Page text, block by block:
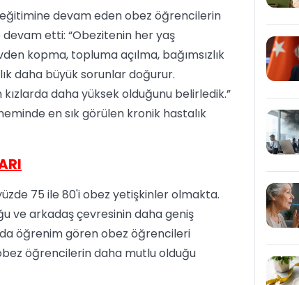
devam eden obez öğrencilerin
devam etti: “Obezitenin her yaş
kopma, topluma açılma, bağımsızlık
daha büyük sorunlar doğurur.
daha yüksek olduğunu belirledik.”
en sık görülen kronik hastalık
75 ile 80'i obez yetişkinler olmakta.
ve arkadaş çevresinin daha geniş
öğrenim gören obez öğrencileri
öğrencilerin daha mutlu olduğu